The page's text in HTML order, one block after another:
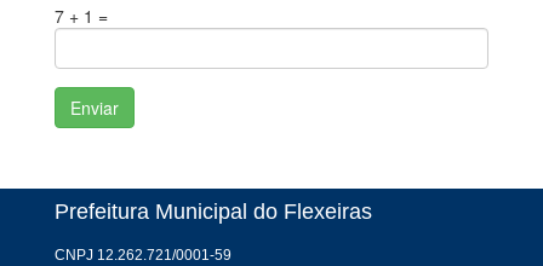
7 + 1 =
Prefeitura Municipal do Flexeiras
CNPJ 12.262.721/0001-59